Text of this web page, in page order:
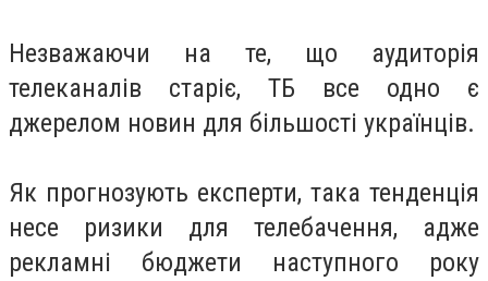
Незважаючи на те, що аудиторія
телеканалів старіє, ТБ все одно є
джерелом новин для більшості українців.
Як прогнозують експерти, така тенденція
несе ризики для телебачення, адже
рекламні бюджети наступного року